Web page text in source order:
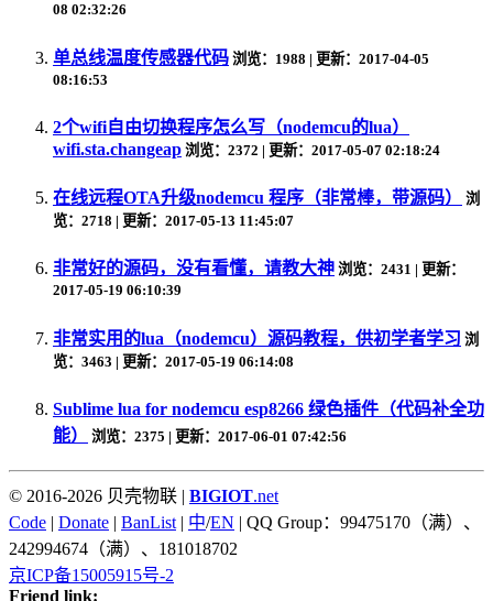
08 02:32:26
单总线温度传感器代码 浏览：1988 | 更新：2017-04-05
08:16:53
2个wifi自由切换程序怎么写（nodemcu的lua）
wifi.sta.changeap 浏览：2372 | 更新：2017-05-07 02:18:24
在线远程OTA升级nodemcu 程序（非常棒，带源码）
浏
览：2718 | 更新：2017-05-13 11:45:07
非常好的源码，没有看懂，请教大神 浏览：2431 | 更新：
2017-05-19 06:10:39
非常实用的lua（nodemcu）源码教程，供初学者学习 浏
览：3463 | 更新：2017-05-19 06:14:08
Sublime lua for nodemcu esp8266 绿色插件（代码补全功
能）
浏览：2375 | 更新：2017-06-01 07:42:56
© 2016-2026 贝壳物联 | BIGIOT.net
Code | Donate | BanList | 中/EN | QQ Group：99475170（满）、
242994674（满）、181018702
京ICP备15005915号-2
Friend link: